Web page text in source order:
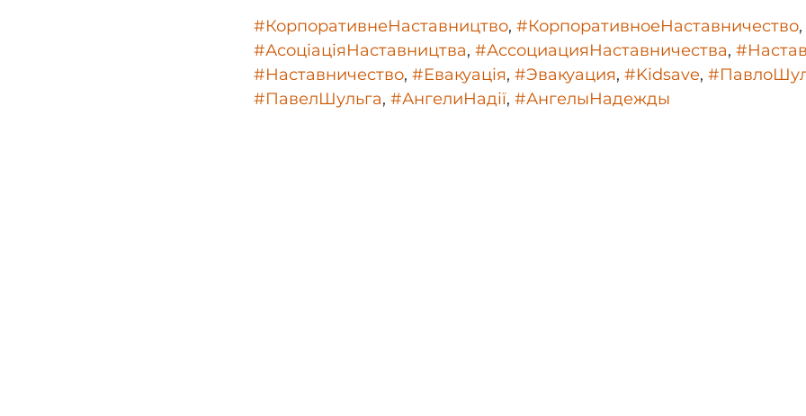
#КорпоративнеНаставництво, #КорпоративноеНаставничество,
#АсоціаціяНаставництва, #АссоциацияНаставничества,
#Наставничество, #Евакуація, #Эвакуация, #Kidsave,
#ПавелШульга, #АнгелиНадії, #АнгелыНадежды